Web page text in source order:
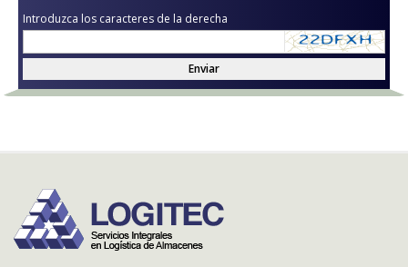
Introduzca los caracteres de la derecha
Enviar